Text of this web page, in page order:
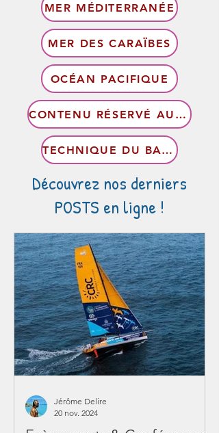
MER MÉDITERRANÉE
MER DES CARAÏBES
OCÉAN PACIFIQUE
CONTENU RÉSERVÉ AUX MEMBRES
TECHNIQUE DU BATEAU
Découvrez nos derniers
POSTS en ligne !
Jérôme Delire
20 nov. 2024